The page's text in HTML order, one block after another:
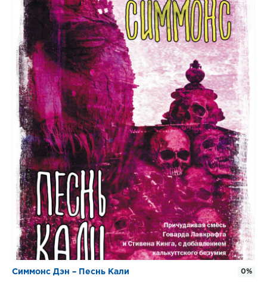
Симмонс Дэн – Песнь Кали 0%